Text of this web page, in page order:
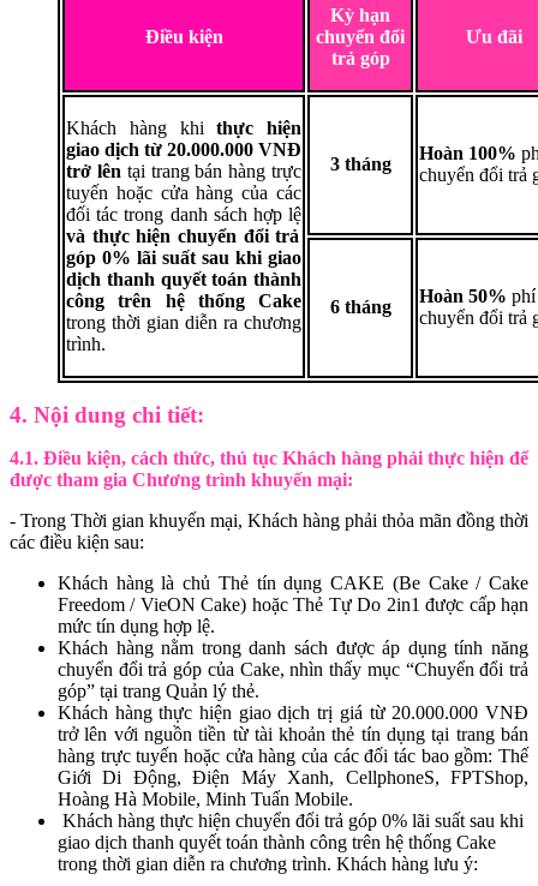
Điều kiện
Kỳ hạn
chuyển đổi
trả góp
Ưu đãi
Khách hàng khithực hiện
giao dịch từ 20.000.000 VNĐ
trở lên tại trang bán hàng trực
tuyến hoặc cửa hàng của các
đối tác trong danh sách hợp lệ
và thực hiện chuyển đổi trả
góp 0% lãi suất sau khi giao
dịch thanh quyết toán thành
công trên hệ thống Cake
trong thời gian diễn ra chương
trình.
3 tháng
Hoàn 100%
chuyển đổi trả
6 tháng
Hoàn 50% phí
chuyển đổi trả
4. Nội dung chi tiết:
4.1. Điều kiện, cách thức, thủ tục Khách hàng phải thực hiện để
được tham gia Chương trình khuyến mại:
- Trong Thời gian khuyến mại, Khách hàng phải thỏa mãn đồng thời
các điều kiện sau:
Khách hàng là chủ Thẻ tín dụng CAKE (Be Cake / Cake
Freedom / VieON Cake) hoặc Thẻ Tự Do 2in1 được cấp hạn
mức tín dụng hợp lệ.
Khách hàng nằm trong danh sách được áp dụng tính năng
chuyển đổi trả góp của Cake, nhìn thấy mục “Chuyển đổi trả
góp” tại trang Quản lý thẻ.
Khách hàng thực hiện giao dịch trị giá từ 20.000.000 VNĐ
trở lên với nguồn tiền từ tài khoản thẻ tín dụng tại trang bán
hàng trực tuyến hoặc cửa hàng của các đối tác bao gồm: Thế
Giới Di Động, Điện Máy Xanh, CellphoneS, FPTShop,
Hoàng Hà Mobile, Minh Tuấn Mobile.
Khách hàng thực hiện chuyển đổi trả góp 0% lãi suất sau khi
giao dịch thanh quyết toán thành công trên hệ thống Cake
trong thời gian diễn ra chương trình. Khách hàng lưu ý: